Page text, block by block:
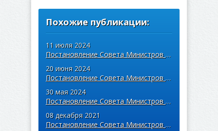
Похожие публикации:
11 июля 2024
Постановление Совета Министров Республики Беларусь от 13 июня 2024 г. № 418 ...
20 июня 2024
Постановление Совета Министров Республики Беларусь от 13 июня 2024 г. № 418 ...
30 мая 2024
Постановление Совета Министров Республики Беларусь от 23 мая 2024 г. № 364 ...
08 декабря 2021
Постановление Совета Министров Республики Беларусь от 04.12.2021 N 694 "Об ...